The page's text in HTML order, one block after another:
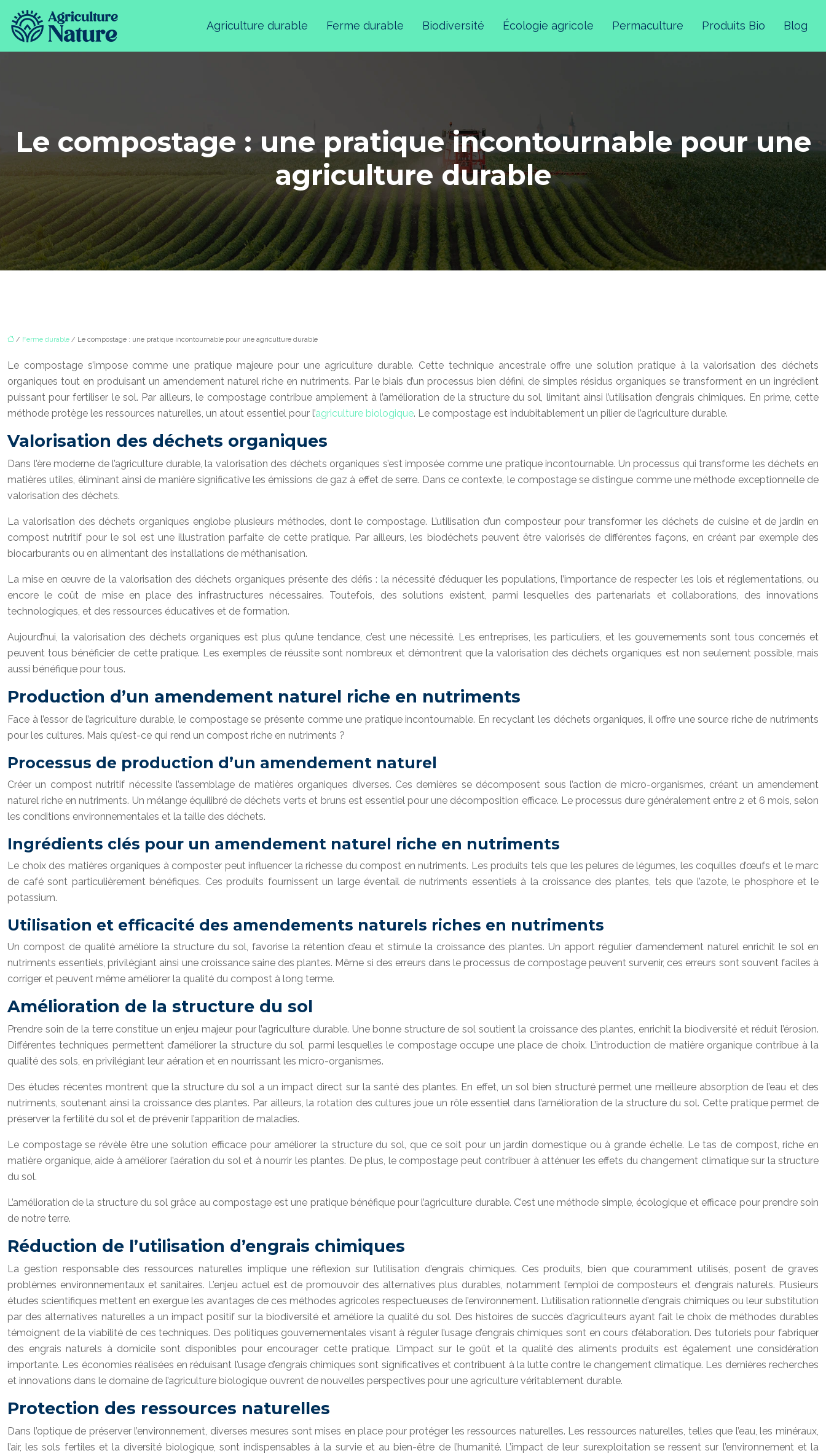
Agriculture durable Ferme durable Biodiversité Écologie agricole Permaculture Produits Bio Blog
Le compostage : une pratique incontournable pour une
agriculture durable
/ Ferme durable / Le compostage : une pratique incontournable pour une agriculture durable
Le compostage s’impose comme une pratique majeure pour une agriculture durable. Cette technique ancestrale offre une solution pratique à la valorisation des déchets
organiques tout en produisant un amendement naturel riche en nutriments. Par le biais d’un processus bien défini, de simples résidus organiques se transforment en un ingrédient
puissant pour fertiliser le sol. Par ailleurs, le compostage contribue amplement à l’amélioration de la structure du sol, limitant ainsi l’utilisation d’engrais chimiques. En prime, cette
méthode protège les ressources naturelles, un atout essentiel pour l’agriculture biologique. Le compostage est indubitablement un pilier de l’agriculture durable.
Valorisation des déchets organiques
Dans l’ère moderne de l’agriculture durable, la valorisation des déchets organiques s’est imposée comme une pratique incontournable. Un processus qui transforme les déchets en
matières utiles, éliminant ainsi de manière significative les émissions de gaz à effet de serre. Dans ce contexte, le compostage se distingue comme une méthode exceptionnelle de
valorisation des déchets.
La valorisation des déchets organiques englobe plusieurs méthodes, dont le compostage. L’utilisation d’un composteur pour transformer les déchets de cuisine et de jardin en
compost nutritif pour le sol est une illustration parfaite de cette pratique. Par ailleurs, les biodéchets peuvent être valorisés de différentes façons, en créant par exemple des
biocarburants ou en alimentant des installations de méthanisation.
La mise en œuvre de la valorisation des déchets organiques présente des défis : la nécessité d’éduquer les populations, l’importance de respecter les lois et réglementations, ou
encore le coût de mise en place des infrastructures nécessaires. Toutefois, des solutions existent, parmi lesquelles des partenariats et collaborations, des innovations
technologiques, et des ressources éducatives et de formation.
Aujourd’hui, la valorisation des déchets organiques est plus qu’une tendance, c’est une nécessité. Les entreprises, les particuliers, et les gouvernements sont tous concernés et
peuvent tous bénéficier de cette pratique. Les exemples de réussite sont nombreux et démontrent que la valorisation des déchets organiques est non seulement possible, mais
aussi bénéfique pour tous.
Production d’un amendement naturel riche en nutriments
Face à l’essor de l’agriculture durable, le compostage se présente comme une pratique incontournable. En recyclant les déchets organiques, il offre une source riche de nutriments
pour les cultures. Mais qu’est-ce qui rend un compost riche en nutriments ?
Processus de production d’un amendement naturel
Créer un compost nutritif nécessite l’assemblage de matières organiques diverses. Ces dernières se décomposent sous l’action de micro-organismes, créant un amendement
naturel riche en nutriments. Un mélange équilibré de déchets verts et bruns est essentiel pour une décomposition efficace. Le processus dure généralement entre 2 et 6 mois, selon
les conditions environnementales et la taille des déchets.
Ingrédients clés pour un amendement naturel riche en nutriments
Le choix des matières organiques à composter peut influencer la richesse du compost en nutriments. Les produits tels que les pelures de légumes, les coquilles d’œufs et le marc
de café sont particulièrement bénéfiques. Ces produits fournissent un large éventail de nutriments essentiels à la croissance des plantes, tels que l’azote, le phosphore et le
potassium.
Utilisation et efficacité des amendements naturels riches en nutriments
Un compost de qualité améliore la structure du sol, favorise la rétention d’eau et stimule la croissance des plantes. Un apport régulier d’amendement naturel enrichit le sol en
nutriments essentiels, privilégiant ainsi une croissance saine des plantes. Même si des erreurs dans le processus de compostage peuvent survenir, ces erreurs sont souvent faciles à
corriger et peuvent même améliorer la qualité du compost à long terme.
Amélioration de la structure du sol
Prendre soin de la terre constitue un enjeu majeur pour l’agriculture durable. Une bonne structure de sol soutient la croissance des plantes, enrichit la biodiversité et réduit l’érosion.
Différentes techniques permettent d’améliorer la structure du sol, parmi lesquelles le compostage occupe une place de choix. L’introduction de matière organique contribue à la
qualité des sols, en privilégiant leur aération et en nourrissant les micro-organismes.
Des études récentes montrent que la structure du sol a un impact direct sur la santé des plantes. En effet, un sol bien structuré permet une meilleure absorption de l’eau et des
nutriments, soutenant ainsi la croissance des plantes. Par ailleurs, la rotation des cultures joue un rôle essentiel dans l’amélioration de la structure du sol. Cette pratique permet de
préserver la fertilité du sol et de prévenir l’apparition de maladies.
Le compostage se révèle être une solution efficace pour améliorer la structure du sol, que ce soit pour un jardin domestique ou à grande échelle. Le tas de compost, riche en
matière organique, aide à améliorer l’aération du sol et à nourrir les plantes. De plus, le compostage peut contribuer à atténuer les effets du changement climatique sur la structure
du sol.
L’amélioration de la structure du sol grâce au compostage est une pratique bénéfique pour l’agriculture durable. C’est une méthode simple, écologique et efficace pour prendre soin
de notre terre.
Réduction de l’utilisation d’engrais chimiques
La gestion responsable des ressources naturelles implique une réflexion sur l’utilisation d’engrais chimiques. Ces produits, bien que couramment utilisés, posent de graves
problèmes environnementaux et sanitaires. L’enjeu actuel est de promouvoir des alternatives plus durables, notamment l’emploi de composteurs et d’engrais naturels. Plusieurs
études scientifiques mettent en exergue les avantages de ces méthodes agricoles respectueuses de l’environnement. L’utilisation rationnelle d’engrais chimiques ou leur substitution
par des alternatives naturelles a un impact positif sur la biodiversité et améliore la qualité du sol. Des histoires de succès d’agriculteurs ayant fait le choix de méthodes durables
témoignent de la viabilité de ces techniques. Des politiques gouvernementales visant à réguler l’usage d’engrais chimiques sont en cours d’élaboration. Des tutoriels pour fabriquer
des engrais naturels à domicile sont disponibles pour encourager cette pratique. L’impact sur le goût et la qualité des aliments produits est également une considération
importante. Les économies réalisées en réduisant l’usage d’engrais chimiques sont significatives et contribuent à la lutte contre le changement climatique. Les dernières recherches
et innovations dans le domaine de l’agriculture biologique ouvrent de nouvelles perspectives pour une agriculture véritablement durable.
Protection des ressources naturelles
Dans l’optique de préserver l’environnement, diverses mesures sont mises en place pour protéger les ressources naturelles. Les ressources naturelles, telles que l’eau, les minéraux,
l’air, les sols fertiles et la diversité biologique, sont indispensables à la survie et au bien-être de l’humanité. L’impact de leur surexploitation se ressent sur l’environnement et la